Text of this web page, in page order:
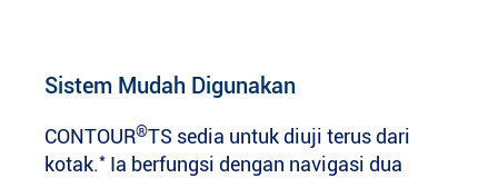
Sistem Mudah Digunakan
CONTOUR®TS sedia untuk diuji terus dari
kotak.* Ia berfungsi dengan navigasi dua